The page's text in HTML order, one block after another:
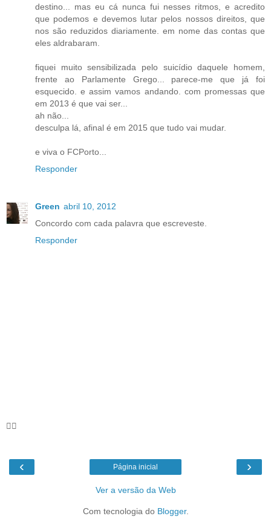
destino... mas eu cá nunca fui nesses ritmos, e acredito
que podemos e devemos lutar pelos nossos direitos, que
nos são reduzidos diariamente. em nome das contas que
eles aldrabaram.
fiquei muito sensibilizada pelo suicídio daquele homem,
frente ao Parlamente Grego... parece-me que já foi
esquecido. e assim vamos andando. com promessas que
em 2013 é que vai ser...
ah não...
desculpa lá, afinal é em 2015 que tudo vai mudar.
e viva o FCPorto...
Responder
Green abril 10, 2012
Concordo com cada palavra que escreveste.
Responder
🦸‍♀️
‹ ›
Página inicial
Ver a versão da Web
Com tecnologia do Blogger.